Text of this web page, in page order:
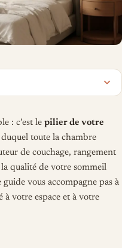
: c’est le pilier de votre
duquel toute la chambre
de couchage, rangement
qualité de votre sommeil
vous accompagne pas à
à votre espace et à votre